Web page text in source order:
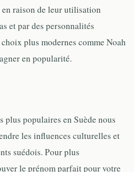
raison de leur utilisation
et par des personnalités
plus modernes comme Noah
en popularité.
plus populaires en Suède nous
les influences culturelles et
suédois. Pour plus
le prénom parfait pour votre